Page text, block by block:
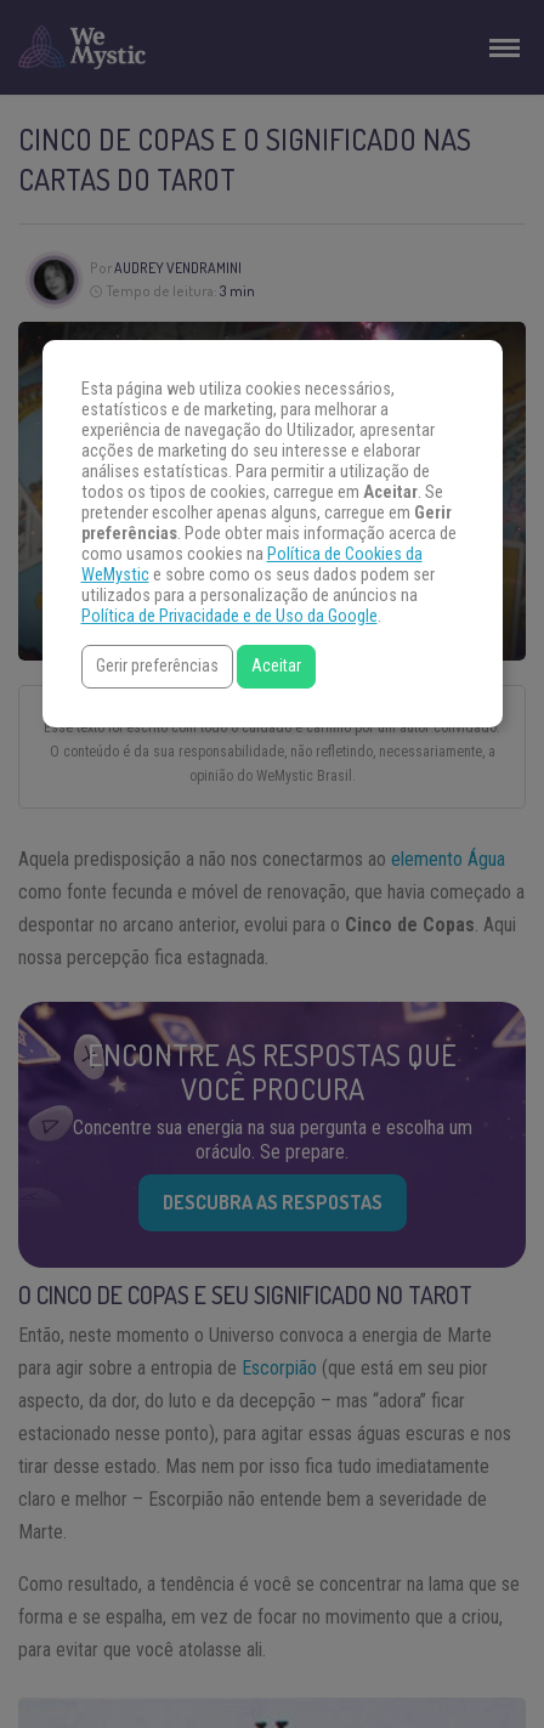
CINCO DE COPAS E O SIGNIFICADO NAS
CARTAS DO TAROT
PorAUDREY VENDRAMINI
Tempo de leitura: 3 min
Esse texto foi escrito com todo o cuidado e carinho por um autor convidado.
O conteúdo é da sua responsabilidade, não refletindo, necessariamente, a
opinião do WeMystic Brasil.
Aquela predisposição a não nos conectarmos ao elemento Água
como fonte fecunda e móvel de renovação, que havia começado a
despontar no arcano anterior, evolui para o Cinco de Copas . Aqui
nossa percepção fica estagnada.
ENCONTRE AS RESPOSTAS QUE
VOCÊ PROCURA
Concentre sua energia na sua pergunta e escolha um
oráculo. Se prepare.
DESCUBRA AS RESPOSTAS
O CINCO DE COPAS E SEU SIGNIFICADO NO TAROT
Então, neste momento o Universo convoca a energia de Marte
para agir sobre a entropia de Escorpião (que está em seu pior
aspecto, da dor, do luto e da decepção – mas “adora” ficar
estacionado nesse ponto), para agitar essas águas escuras e nos
tirar desse estado. Mas nem por isso fica tudo imediatamente
claro e melhor – Escorpião não entende bem a severidade de
Marte.
Como resultado, a tendência é você se concentrar na lama que se
forma e se espalha, em vez de focar no movimento que a criou,
para evitar que você atolasse ali.
Esta página web utiliza cookies necessários,
estatísticos e de marketing, para melhorar a
experiência de navegação do Utilizador, apresentar
acções de marketing do seu interesse e elaborar
análises estatísticas. Para permitir a utilização de
todos os tipos de cookies, carregue em Aceitar. Se
pretender escolher apenas alguns, carregue em Gerir
preferências. Pode obter mais informação acerca de
como usamos cookies na Política de Cookies da
WeMystice sobre como os seus dados podem ser
utilizados para a personalização de anúncios na
Política de Privacidade e de Uso da Google.
Gerir preferências Aceitar